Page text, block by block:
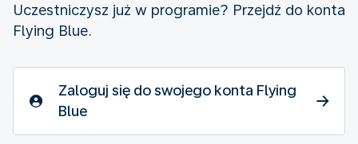
Uczestniczysz już w programie? Przejdź do konta
Flying Blue.
Zaloguj się do swojego konta Flying
Blue